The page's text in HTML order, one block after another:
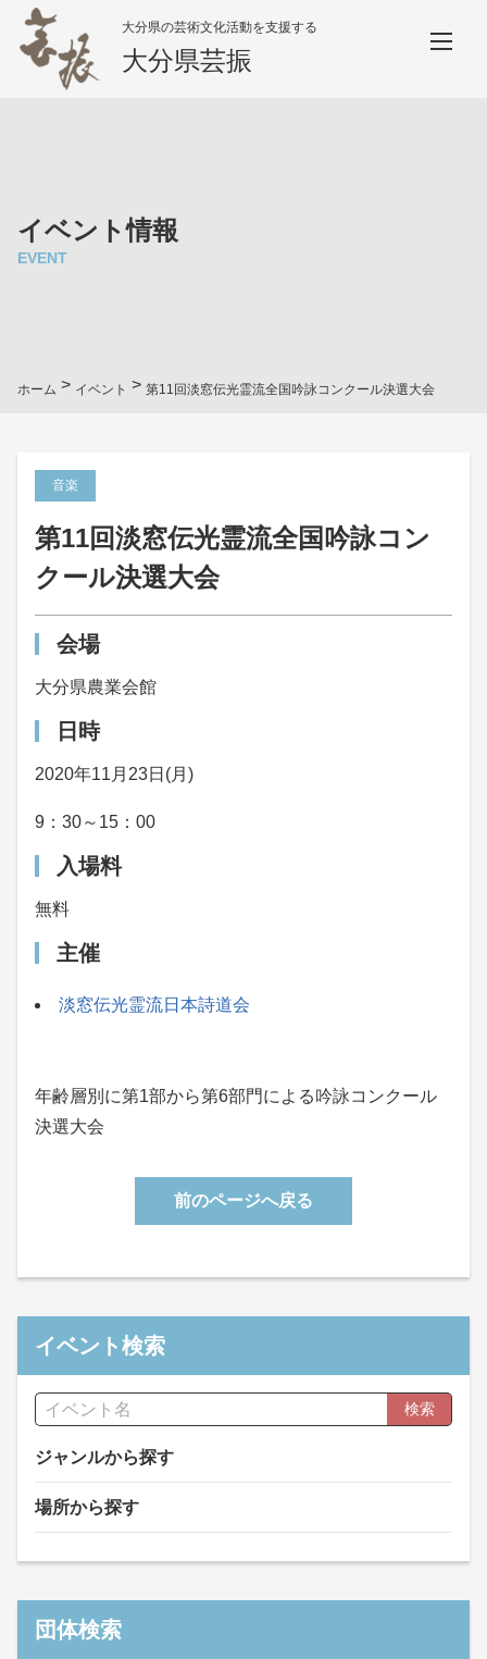
大分県の芸術文化活動を支援する
大分県芸振
イベント情報
EVENT
ホーム > イベント > 第11回淡窓伝光霊流全国吟詠コンクール決選大会
音楽
第11回淡窓伝光霊流全国吟詠コン
クール決選大会
会場
大分県農業会館
日時
2020年11月23日(月)
9：30～15：00
入場料
無料
主催
淡窓伝光霊流日本詩道会
年齢層別に第1部から第6部門による吟詠コンクール
決選大会
前のページへ戻る
イベント検索
検索
ジャンルから探す
場所から探す
団体検索